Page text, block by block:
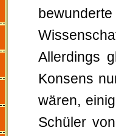
Allerdings
Konsens
wären,
Schüler